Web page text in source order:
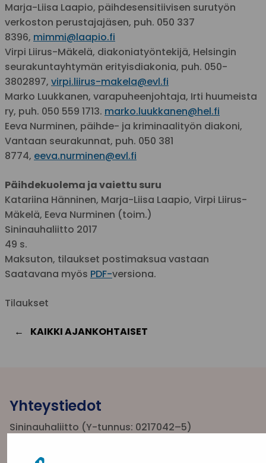
Marja-Liisa Laapio, päihdesensitiivisen surutyön
verkoston perustajajäsen, puh. 050 337
8396, mimmi@laapio.fi
Virpi Liirus-Mäkelä, diakoniatyöntekijä, Helsingin
seurakuntayhtymän erityisdiakonia, puh. 050-
3802897, virpi.liirus-makela@evl.fi
Marko Luukkanen, varapuheenjohtaja, Irti huumeista
ry, puh. 050 559 1713. marko.luukkanen@hel.fi
Eeva Nurminen, päihde- ja kriminaalityön diakoni,
Vantaan seurakunnat, puh. 050 381
8774, eeva.nurminen@evl.fi
Päihdekuolema ja vaiettu suru
Katariina Hänninen, Marja-Liisa Laapio, Virpi Liirus-
Mäkelä, Eeva Nurminen (toim.)
Sininauhaliitto 2017
49 s.
Maksuton, tilaukset postimaksua vastaan
Saatavana myös PDF-versiona.
Tilaukset
KAIKKI AJANKOHTAISET
Yhteystiedot
Sininauhaliitto (Y-tunnus: 0217042–5)
toimisto@sininauha.fi